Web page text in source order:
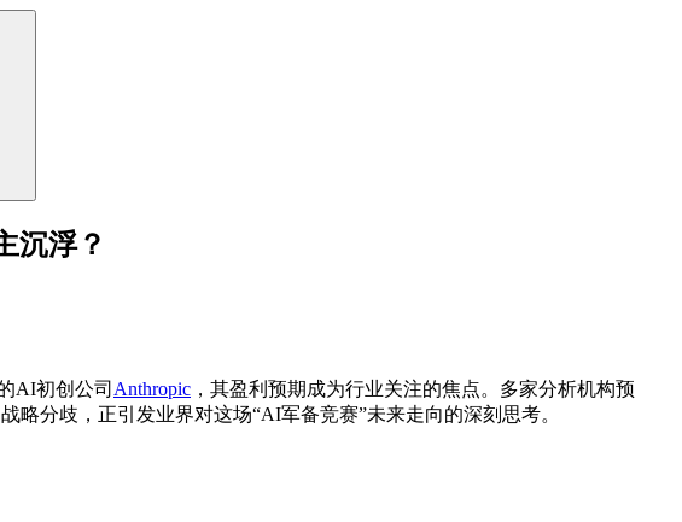
沉浮？
AI初创公司 Anthropic ，其盈利预期成为行业关注的焦点。多家分析机构预
略分歧，正引发业界对这场“AI军备竞赛”未来走向的深刻思考。